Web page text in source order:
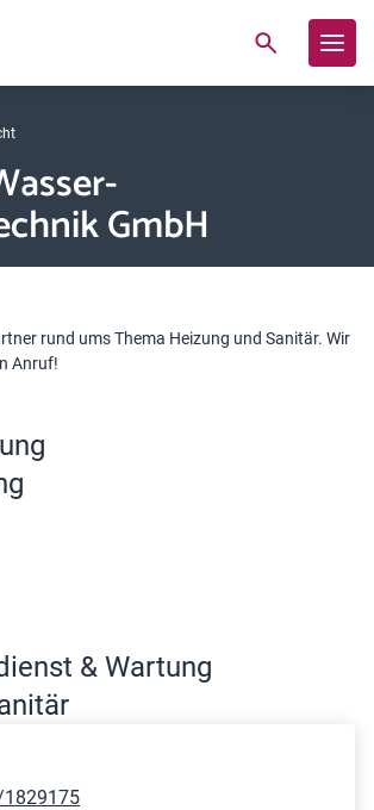
GmbH
rund ums Thema Heizung und Sanitär. Wir
Anruf!
& Wartung